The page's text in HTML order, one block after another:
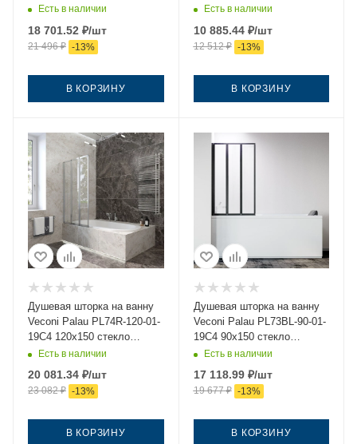
прозрачное профиль
Есть в наличии
18 701.52 ₽/шт
21 496₽ -13%
В КОРЗИНУ
прозрачное профиль хром
Есть в наличии
10 885.44₽/шт
12 512₽ -13%
В КОРЗИНУ
Душевая шторка на ванну
Veconi Palau PL74R-120-01-
19C4 120х150 стекло
прозрачное профиль хром
ориентация правая
Есть в наличии
20 081.34 ₽/шт
23 082₽ -13%
В КОРЗИНУ
Душевая шторка на ванну
Veconi Palau PL73BL-90-01-
19C4 90х150 стекло
прозрачное профиль
черный ориентация левая
Есть в наличии
17 118.99₽/шт
19 677₽ -13%
В КОРЗИНУ